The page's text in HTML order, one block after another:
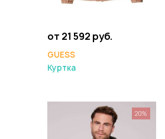
от 21 592 руб.
GUESS
Куртка
20%